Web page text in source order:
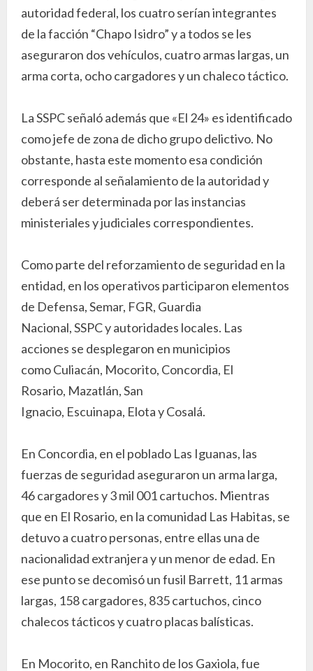
autoridad federal, los cuatro serían integrantes
de la facción “Chapo Isidro” y a todos se les
aseguraron dos vehículos, cuatro armas largas, un
arma corta, ocho cargadores y un chaleco táctico.
La SSPC señaló además que «El 24» es identificado
como jefe de zona de dicho grupo delictivo. No
obstante, hasta este momento esa condición
corresponde al señalamiento de la autoridad y
deberá ser determinada por las instancias
ministeriales y judiciales correspondientes.
Como parte del reforzamiento de seguridad en la
entidad, en los operativos participaron elementos
de Defensa, Semar, FGR, Guardia
Nacional, SSPC y autoridades locales. Las
acciones se desplegaron en municipios
como Culiacán, Mocorito, Concordia, El
Rosario, Mazatlán, San
Ignacio, Escuinapa, Elota y Cosalá.
En Concordia, en el poblado Las Iguanas, las
fuerzas de seguridad aseguraron un arma larga,
46 cargadores y 3 mil 001 cartuchos. Mientras
que en El Rosario, en la comunidad Las Habitas, se
detuvo a cuatro personas, entre ellas una de
nacionalidad extranjera y un menor de edad. En
ese punto se decomisó un fusil Barrett, 11 armas
largas, 158 cargadores, 835 cartuchos, cinco
chalecos tácticos y cuatro placas balísticas.
En Mocorito, en Ranchito de los Gaxiola, fue